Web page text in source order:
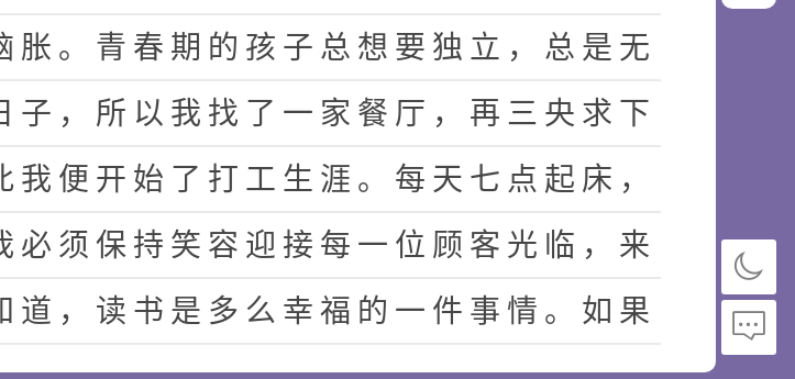
胀 。 青 春 期 的 孩 子 总 想 要 独 立 ， 总 是 无
子 ， 所 以 我 找 了 一 家 餐 厅 ， 再 三 央 求 下
我 便 开 始 了 打 工 生 涯 。 每 天 七 点 起 床 ，
必 须 保 持 笑 容 迎 接 每 一 位 顾 客 光 临 ，
来
道 ， 读 书 是 多 么 幸 福 的 一 件 事 情 。 如 果